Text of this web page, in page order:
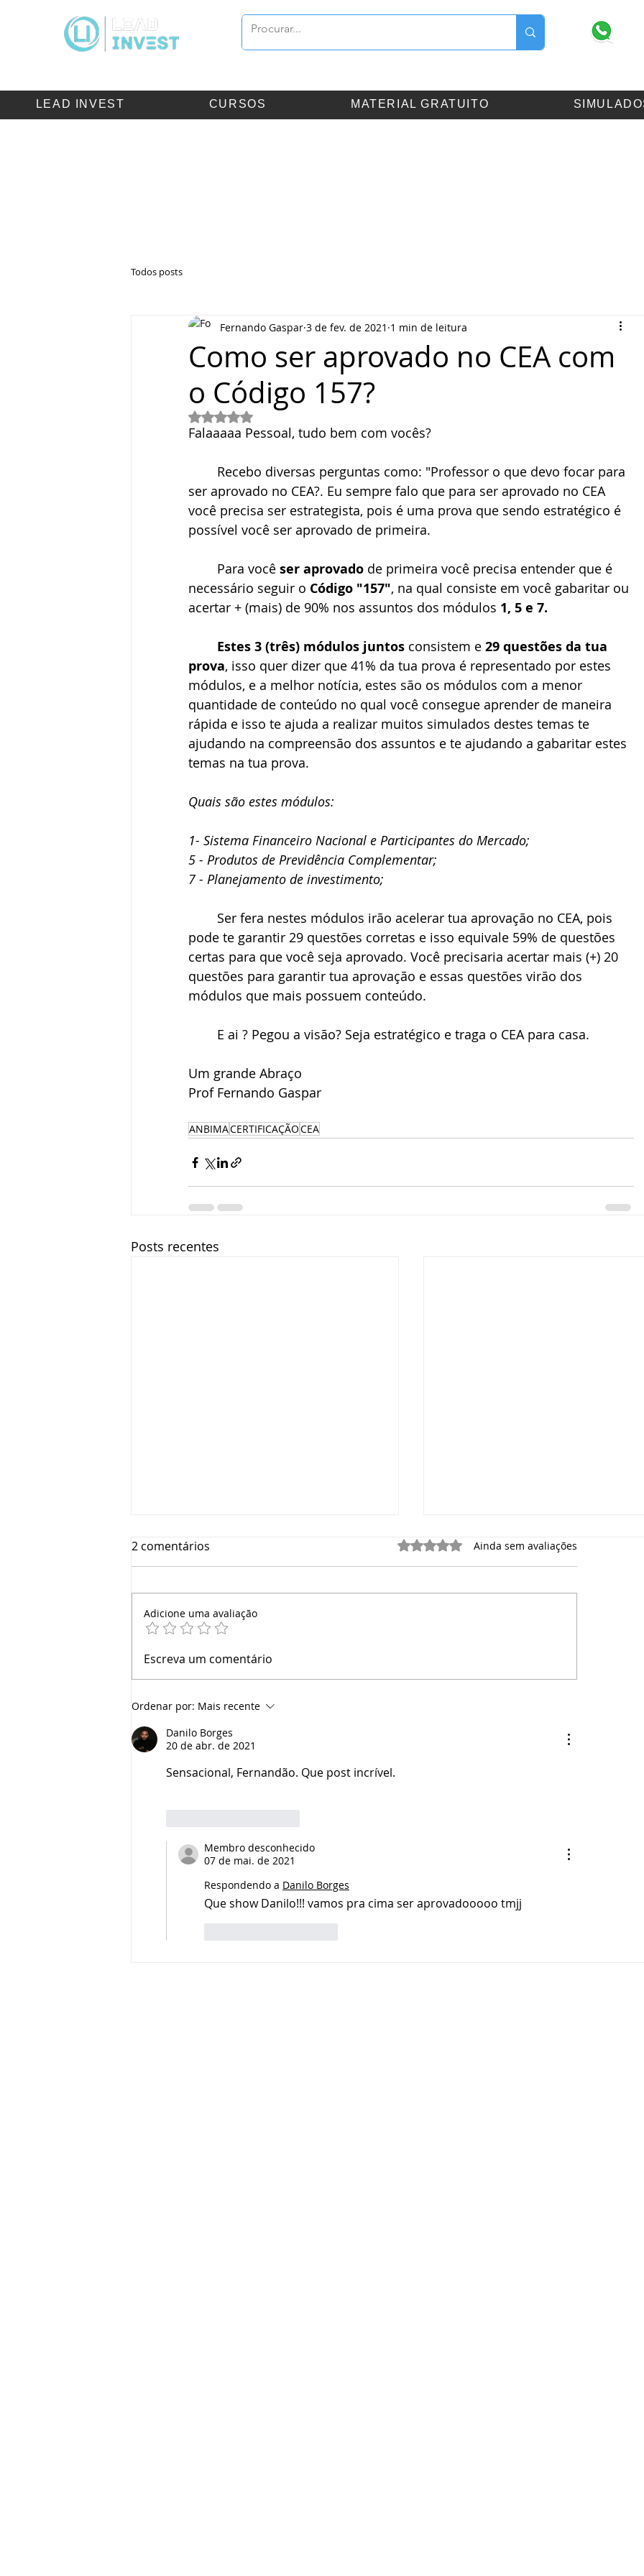
LEAD INVEST CURSOS MATERIAL GRATUITO
Todos posts
Como ser aprovado no CEA com
o Código 157?
Fernando Gaspar 3 de fev. de 2021 1 min de leitura
Avaliado com NaN de 5 estrelas.
Falaaaaa Pessoal, tudo bem com vocês?
ser aprovado no CEA?. Eu sempre falo que para ser aprovado no CEA
você precisa ser estrategista, pois é uma prova que sendo estratégico é
possível você ser aprovado de primeira.
	Para você
ser aprovado de primeira você precisa entender que é
necessário seguir o Código "157", na qual consiste em você gabaritar ou
acertar + (mais) de 90% nos assuntos dos módulos 1, 5 e 7.
Estes 3 (três) módulos juntos consistem e 29 questões da tua
prova, isso quer dizer que 41% da tua prova é representado por estes
módulos, e a melhor notícia, estes são os módulos com a menor
quantidade de conteúdo no qual você consegue aprender de maneira
rápida e isso te ajuda a realizar muitos simulados destes temas te
ajudando na compreensão dos assuntos e te ajudando a gabaritar estes
temas na tua prova.
Quais são estes módulos:
1- Sistema Financeiro Nacional e Participantes do Mercado;
5 - Produtos de Previdência Complementar;
7 - Planejamento de investimento;
pode te garantir 29 questões corretas e isso equivale 59% de questões
certas para que você seja aprovado. Você precisaria acertar mais (+) 20
questões para garantir tua aprovação e essas questões virão dos
módulos que mais possuem conteúdo.
	E ai ? Pegou a visão? Seja estratégico e traga o CEA para casa.
Um grande Abraço
Prof Fernando Gaspar
ANBIMACERTIFICAÇÃOCEA
Posts recentes
Sua Carreira no Mercado Financeiro
2 comentários Avaliado com 0 de 5 estrelas.
Ainda sem avaliações
Adicione uma avaliação
Escreva um comentário
Ordenar por: Mais recente
Danilo Borges
20 de abr. de 2021
Sensacional, Fernandão. Que post incrível.
Membro desconhecido
07 de mai. de 2021
Respondendo a Danilo Borges
Que show Danilo!!! vamos pra cima ser aprovadooooo tmjj